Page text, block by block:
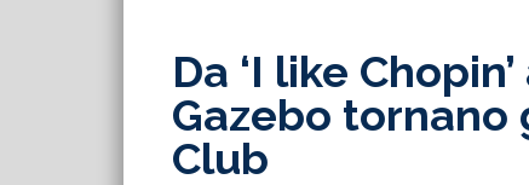
Da ‘I like
Gazebo tornano
Club